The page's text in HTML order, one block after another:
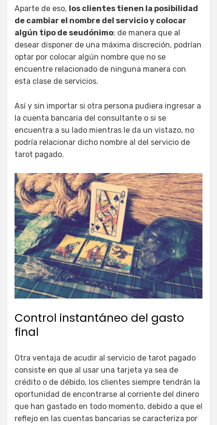
Aparte de eso, los clientes tienen la posibilidad
de cambiar el nombre del servicio y colocar
algún tipo de seudónimo; de manera que al
desear disponer de una máxima discreción, podrían
optar por colocar algún nombre que no se
encuentre relacionado de ninguna manera con
esta clase de servicios.
Así y sin importar si otra persona pudiera ingresar a
la cuenta bancaria del consultante o si se
encuentra a su lado mientras le da un vistazo, no
podría relacionar dicho nombre al del servicio de
tarot pagado.
Control instantáneo del gasto
final
Otra ventaja de acudir al servicio de tarot pagado
consiste en que al usar una tarjeta ya sea de
crédito o de débido, los clientes siempre tendrán la
oportunidad de encontrarse al corriente del dinero
que han gastado en todo momento, debido a que el
reflejo en las cuentas bancarias se caracteriza por